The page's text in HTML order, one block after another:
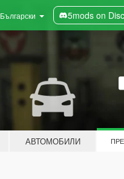
Български 5mods on
АВТОМОБИЛИ